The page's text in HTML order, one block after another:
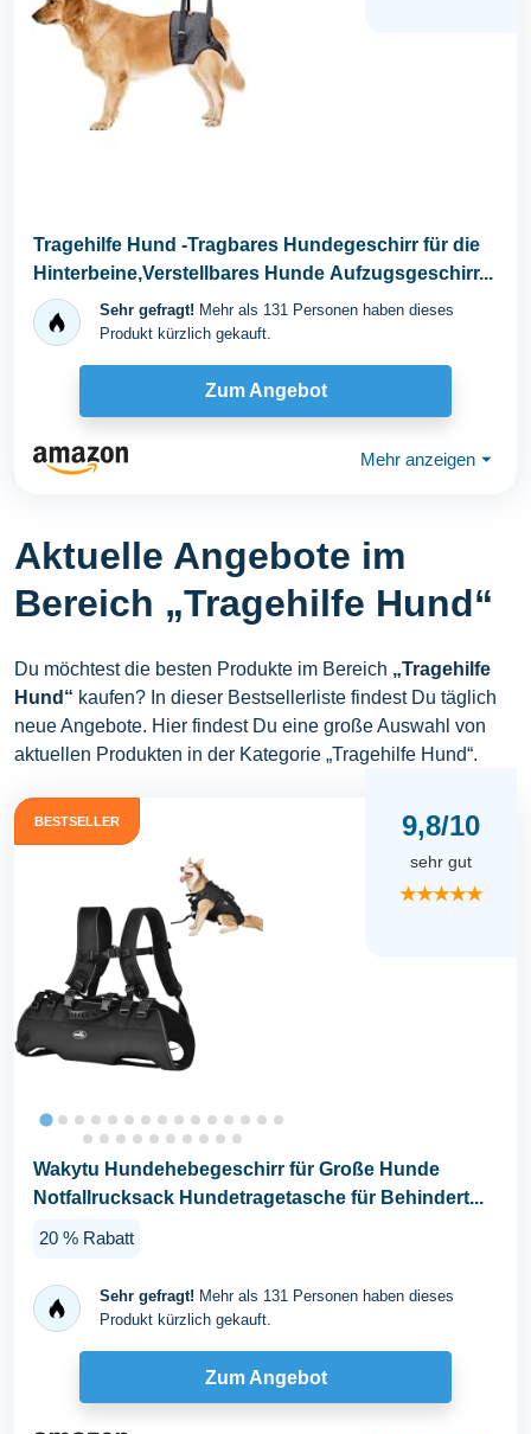
Tragehilfe Hund -Tragbares Hundegeschirr für die
Hinterbeine,Verstellbares Hunde Aufzugsgeschirr...
Sehr gefragt! Mehr als 131 Personen haben dieses
Produkt kürzlich gekauft.
Zum Angebot
Mehr anzeigen ⏷
Aktuelle Angebote im
Bereich „Tragehilfe Hund“
Du möchtest die besten Produkte im Bereich „Tragehilfe
Hund“ kaufen? In dieser Bestsellerliste findest Du täglich
neue Angebote. Hier findest Du eine große Auswahl von
aktuellen Produkten in der Kategorie „Tragehilfe Hund“.
BESTSELLER 9,8/10
sehr gut
★★★★★
Wakytu Hundehebegeschirr für Große Hunde
Notfallrucksack Hundetragetasche für Behindert...
20 % Rabatt
Sehr gefragt! Mehr als 131 Personen haben dieses
Produkt kürzlich gekauft.
Zum Angebot